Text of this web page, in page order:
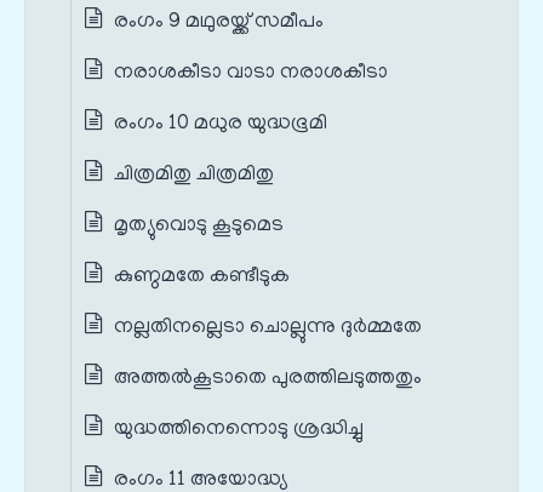
രംഗം 9 മഥുരയ്ക്ക് സമീപം
നരാശകീടാ വാടാ നരാശകീടാ
രംഗം 10 മധുര യുദ്ധഭൂമി
ചിത്രമിതു ചിത്രമിതു
മൃത്യുവൊടു കൂടുമെട
കുണ്ഠമതേ കണ്ടീടുക
നല്ലതിനല്ലെടാ ചൊല്ലുന്നു ദുര്‍മ്മതേ
അത്തല്‍കൂടാതെ പുരത്തിലടുത്തതും
യുദ്ധത്തിനെന്നൊടു ശ്രദ്ധിച്ചു
രംഗം 11 അയോദ്ധ്യ